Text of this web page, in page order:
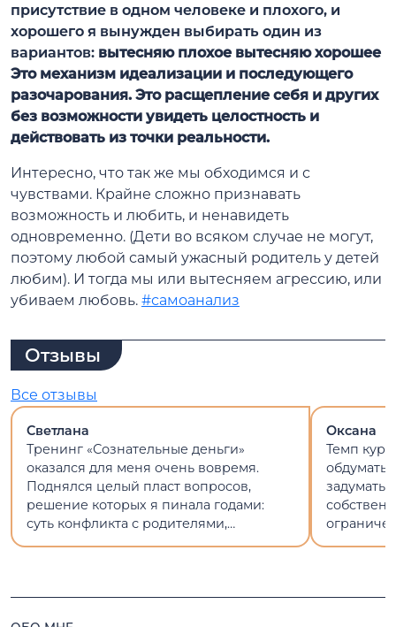
присутствие в одном человеке и плохого, и
хорошего я вынужден выбирать один из
вариантов: вытесняю плохое вытесняю хорошее
Это механизм идеализации и последующего
разочарования. Это расщепление себя и других
без возможности увидеть целостность и
действовать из точки реальности.
Интересно, что так же мы обходимся и с
чувствами. Крайне сложно признавать
возможность и любить, и ненавидеть
одновременно. (Дети во всяком случае не могут,
поэтому любой самый ужасный родитель у детей
любим). И тогда мы или вытесняем агрессию, или
убиваем любовь. #самоанализ
Отзывы
Все отзывы
Светлана
Тренинг «Сознательные деньги»
оказался для меня очень вовремя.
Поднялся целый пласт вопросов,
решение которых я пинала годами:
суть конфликта с родителями,
Оксана
Темп
обдумать